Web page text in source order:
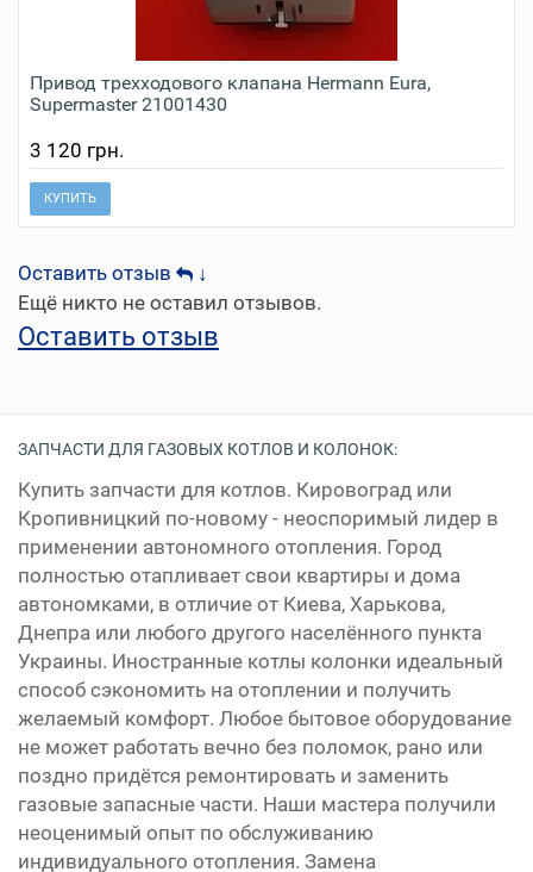
Привод трехходового клапана Hermann Eura,
Supermaster 21001430
3 120 грн.
КУПИТЬ
Оставить отзыв
↓
Ещё никто не оставил отзывов.
Оставить отзыв
ЗАПЧАСТИ ДЛЯ ГАЗОВЫХ КОТЛОВ И КОЛОНОК:
Купить запчасти для котлов. Кировоград или
Кропивницкий по-новому - неоспоримый лидер в
применении автономного отопления. Город
полностью отапливает свои квартиры и дома
автономками, в отличие от Киева, Харькова,
Днепра или любого другого населённого пункта
Украины. Иностранные котлы колонки идеальный
способ сэкономить на отоплении и получить
желаемый комфорт. Любое бытовое оборудование
не может работать вечно без поломок, рано или
поздно придётся ремонтировать и заменить
газовые запасные части. Наши мастера получили
неоценимый опыт по обслуживанию
индивидуального отопления. Замена